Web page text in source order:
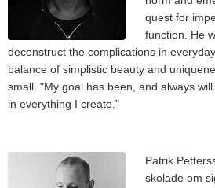
quest for
function. He
deconstruct the complications in
balance of simplistic beauty and
small. "My goal has been, and always
in everything I create."
Patrik
skolade om